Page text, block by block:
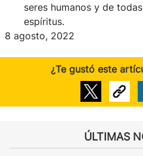
seres humanos y de
espíritus.
8 agosto, 2022
¿Te gustó este
ÚLTIMAS